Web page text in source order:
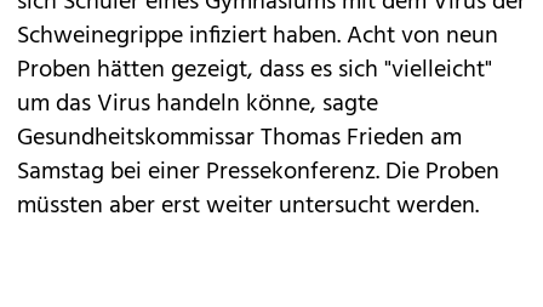
Schweinegrippe infiziert haben. Acht von neun
Proben hätten gezeigt, dass es sich "vielleicht"
um das Virus handeln könne, sagte
Gesundheitskommissar Thomas Frieden am
Samstag bei einer Pressekonferenz. Die Proben
müssten aber erst weiter untersucht werden.